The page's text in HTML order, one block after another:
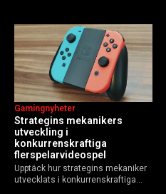
Guide för nybörjare och
yrkesverksamma som vill bygga…
Strategins mekanikers
utveckling i
konkurrenskraftiga
flerspelarvideospel
Gamingnyheter
Upptäck hur strategins mekaniker
utvecklats i konkurrenskraftiga